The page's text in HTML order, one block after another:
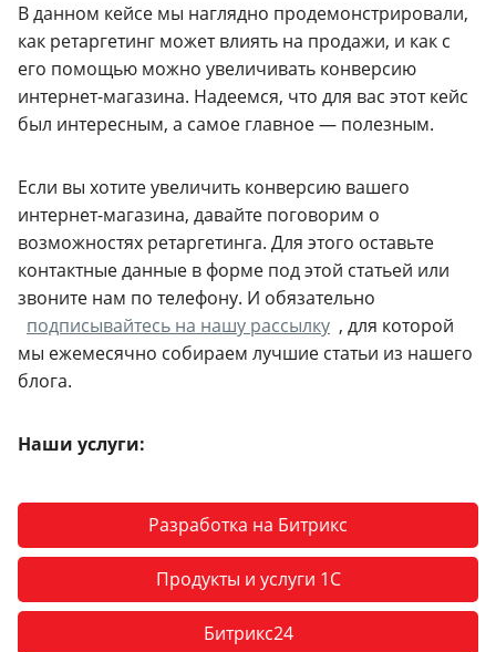
В данном кейсе мы наглядно продемонстрировали,
как ретаргетинг может влиять на продажи, и как с
его помощью можно увеличивать конверсию
интернет-магазина. Надеемся, что для вас этот кейс
был интересным, а самое главное — полезным.
Если вы хотите увеличить конверсию вашего
интернет-магазина, давайте поговорим о
возможностях ретаргетинга. Для этого оставьте
контактные данные в форме под этой статьей или
звоните нам по телефону. И обязательно
подписывайтесь на нашу рассылку , для которой
мы ежемесячно собираем лучшие статьи из нашего
блога.
Наши услуги:
Разработка на Битрикс
Продукты и услуги 1С
Битрикс24